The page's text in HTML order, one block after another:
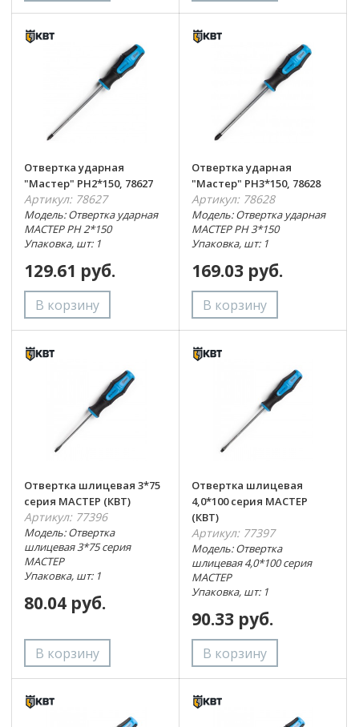
Отвертка ударная
"Мастер" PH2*150, 78627
Артикул: 78627
Модель: Отвертка ударная
МАСТЕР PH 2*150
Упаковка, шт: 1
129.61 руб.
Отвертка ударная
"Мастер" PH3*150, 78628
Артикул: 78628
Модель: Отвертка ударная
МАСТЕР PH 3*150
Упаковка, шт: 1
169.03 руб.
Отвертка шлицевая 3*75
серия МАСТЕР (КВТ)
Артикул: 77396
Модель: Отвертка
шлицевая 3*75 серия
МАСТЕР
Упаковка, шт: 1
80.04 руб.
Отвертка шлицевая
4,0*100 серия МАСТЕР
(КВТ)
Артикул: 77397
Модель: Отвертка
шлицевая 4,0*100 серия
МАСТЕР
Упаковка, шт: 1
90.33 руб.